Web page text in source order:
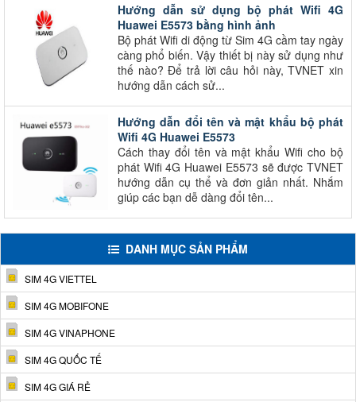
Hướng dẫn sử dụng bộ phát Wifi 4G
Huawei E5573 bằng hình ảnh
Bộ phát Wifi di động từ Sim 4G cầm tay ngày
càng phổ biến. Vậy thiết bị này sử dụng như
thế nào? Để trả lời câu hỏi này, TVNET xin
hướng dẫn cách sử...
Hướng dẫn đổi tên và mật khẩu bộ phát
Wifi 4G Huawei E5573
Cách thay đổi tên và mật khẩu Wifi cho bộ
phát Wifi 4G Huawei E5573 sẽ được TVNET
hướng dẫn cụ thể và đơn giản nhất. Nhắm
giúp các bạn dễ dàng đổi tên...
DANH MỤC SẢN PHẨM
SIM 4G VIETTEL
SIM 4G MOBIFONE
SIM 4G VINAPHONE
SIM 4G QUỐC TẾ
SIM 4G GIÁ RẺ